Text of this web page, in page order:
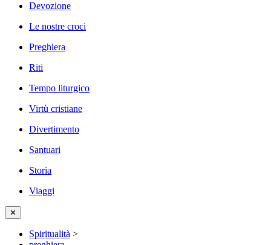
Devozione
Le nostre croci
Preghiera
Riti
Tempo liturgico
Virtù cristiane
Divertimento
Santuari
Storia
Viaggi
✕
Spiritualità >